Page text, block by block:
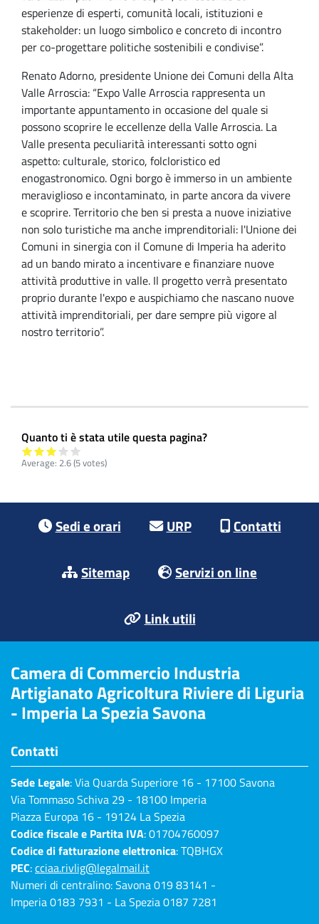
esperienze di esperti, comunità locali, istituzioni e
stakeholder: un luogo simbolico e concreto di incontro
per co-progettare politiche sostenibili e condivise”.
Renato Adorno, presidente Unione dei Comuni della Alta
Valle Arroscia: “Expo Valle Arroscia rappresenta un
importante appuntamento in occasione del quale si
possono scoprire le eccellenze della Valle Arroscia. La
Valle presenta peculiarità interessanti sotto ogni
aspetto: culturale, storico, folcloristico ed
enogastronomico. Ogni borgo è immerso in un ambiente
meraviglioso e incontaminato, in parte ancora da vivere
e scoprire. Territorio che ben si presta a nuove iniziative
non solo turistiche ma anche imprenditoriali: l'Unione dei
Comuni in sinergia con il Comune di Imperia ha aderito
ad un bando mirato a incentivare e finanziare nuove
attività produttive in valle. Il progetto verrà presentato
proprio durante l'expo e auspichiamo che nascano nuove
attività imprenditoriali, per dare sempre più vigore al
nostro territorio”.
Quanto ti è stata utile questa pagina?
Average: 2.6(5 votes)
Sedi e orari URP Contatti
Sitemap Servizi on line
Link utili
Camera di Commercio Industria
Artigianato Agricoltura Riviere di Liguria
- Imperia La Spezia Savona
Contatti
Sede Legale: Via Quarda Superiore 16 - 17100 Savona
Via Tommaso Schiva 29 - 18100 Imperia
Piazza Europa 16 - 19124 La Spezia
Codice fiscale e Partita IVA: 01704760097
Codice di fatturazione elettronica: TQBHGX
PEC:cciaa.rivlig@legalmail.it
Numeri di centralino: Savona 019 83141 -
Imperia 0183 7931 - La Spezia 0187 7281